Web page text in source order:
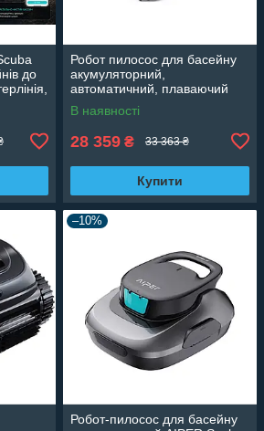
до
Робот пилосос для басейну
акумуляторний,
автоматичний, плаваючий
aiper surfer s1, (Для поверхні
води)
В наявності
28 359 ₴ 33 363 ₴
Купити
–10%
Робот-пилосос для басейну